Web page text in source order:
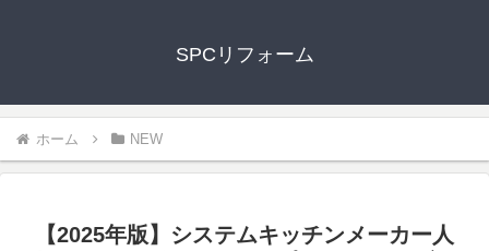
SPCリフォーム
ホーム NEW
【2025年版】システムキッチンメーカー人